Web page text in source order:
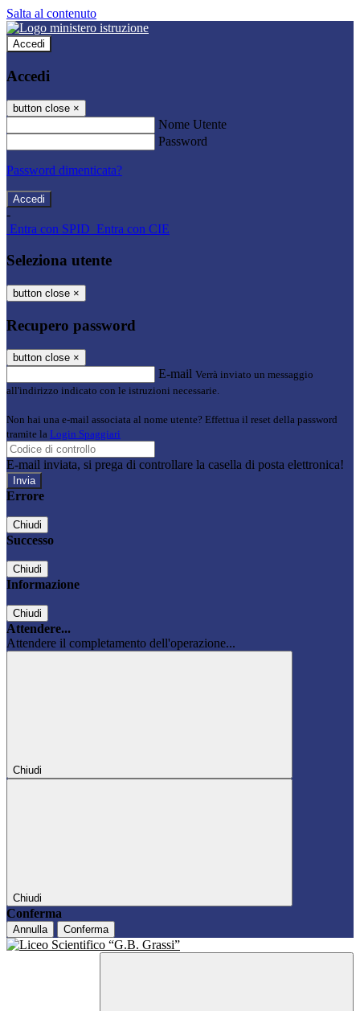
Salta al contenuto
Accedi
Accedi
button close ×
Nome Utente
Password
Password dimenticata?
-
Entra con SPID Entra con CIE
Seleziona utente
button close ×
Recupero password
button close ×
E-mail Verrà inviato un messaggio
all'indirizzo indicato con le istruzioni necessarie.
Non hai una e-mail associata al nome utente? Effettua il reset della password
tramite la Login Spaggiari
E-mail inviata, si prega di controllare la casella di posta elettronica!
Errore
Chiudi
Successo
Chiudi
Informazione
Chiudi
Attendere...
Attendere il completamento dell'operazione...
Chiudi
Chiudi
Conferma
Annulla Conferma